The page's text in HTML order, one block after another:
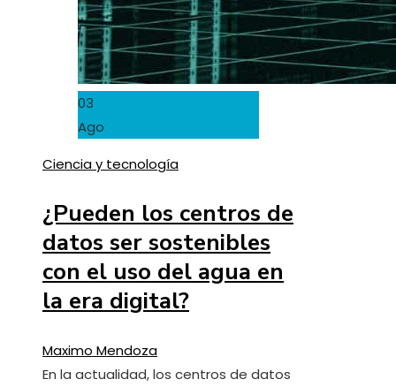
03
Ago
Ciencia y tecnología
¿Pueden los centros de
datos ser sostenibles
con el uso del agua en
la era digital?
Maximo Mendoza
En la actualidad, los centros de datos